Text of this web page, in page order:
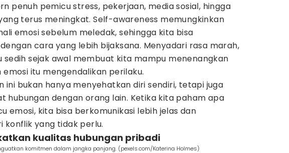
penuh pemicu stress, pekerjaan, media sosial, hingga
terus meningkat. Self-awareness memungkinkan
emosi sebelum meledak, sehingga kita bisa
cara yang lebih bijaksana. Menyadari rasa marah,
sedih sejak awal membuat kita mampu menenangkan
emosi itu mengendalikan perilaku.
ini bukan hanya menyehatkan diri sendiri, tetapi juga
hubungan dengan orang lain. Ketika kita paham apa
emosi, kita bisa berkomunikasi lebih jelas dan
konflik yang tidak perlu.
kualitas hubungan pribadi
komitmen dalam jangka panjang. (pexels.com/Katerina Holmes)